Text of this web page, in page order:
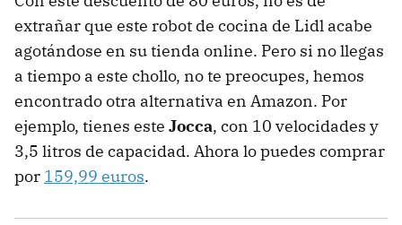
extrañar que este robot de cocina de Lidl acabe
agotándose en su tienda online. Pero si no llegas
a tiempo a este chollo, no te preocupes, hemos
encontrado otra alternativa en Amazon. Por
ejemplo, tienes este Jocca, con 10 velocidades y
3,5 litros de capacidad. Ahora lo puedes comprar
por 159,99 euros.